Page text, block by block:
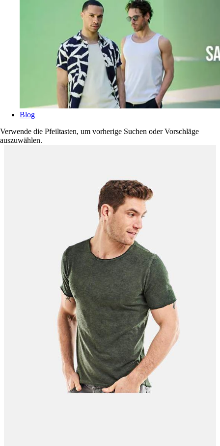
Blog
Verwende die Pfeiltasten, um vorherige Suchen oder Vorschläge
auszuwählen.